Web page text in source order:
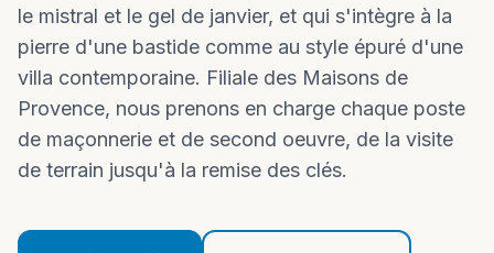
Contact
06 58 88 29 57
Devis Gratuit
le mistral et le gel de janvier, et qui s'intègre à la
pierre d'une bastide comme au style épuré d'une
villa contemporaine. Filiale des Maisons de
Provence, nous prenons en charge chaque poste
de maçonnerie et de second oeuvre, de la visite
de terrain jusqu'à la remise des clés.